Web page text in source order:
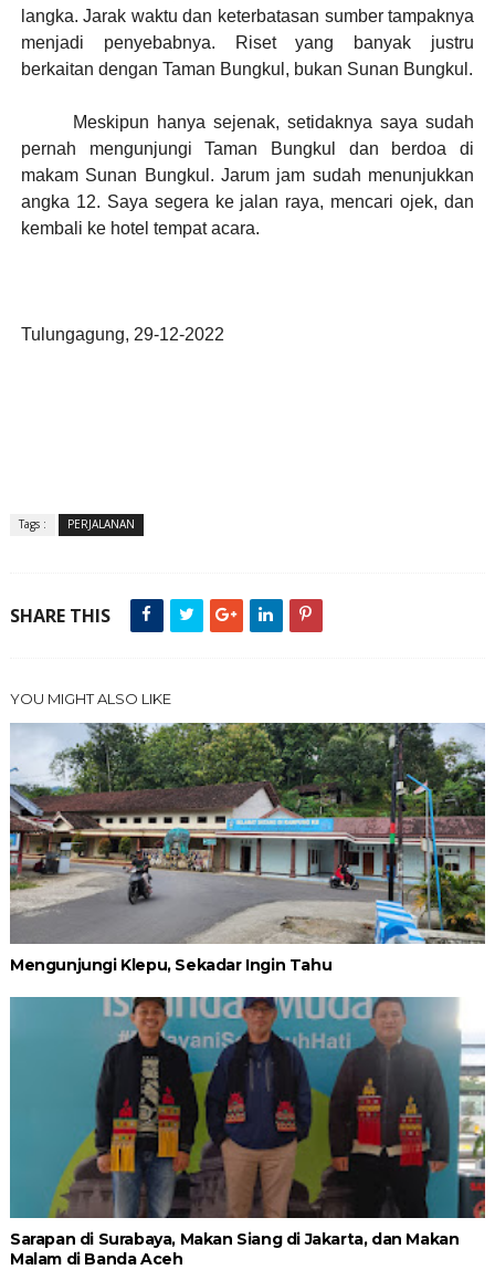
langka. Jarak waktu dan keterbatasan sumber tampaknya
menjadi penyebabnya. Riset yang banyak justru
berkaitan dengan Taman Bungkul, bukan Sunan Bungkul.
Meskipun hanya sejenak, setidaknya saya sudah
pernah mengunjungi Taman Bungkul dan berdoa di
makam Sunan Bungkul. Jarum jam sudah menunjukkan
angka 12. Saya segera ke jalan raya, mencari ojek, dan
kembali ke hotel tempat acara.
Tulungagung, 29-12-2022
Tags : PERJALANAN
SHARE THIS
YOU MIGHT ALSO LIKE
Mengunjungi Klepu, Sekadar Ingin Tahu
Sarapan di Surabaya, Makan Siang di Jakarta, dan Makan
Malam di Banda Aceh